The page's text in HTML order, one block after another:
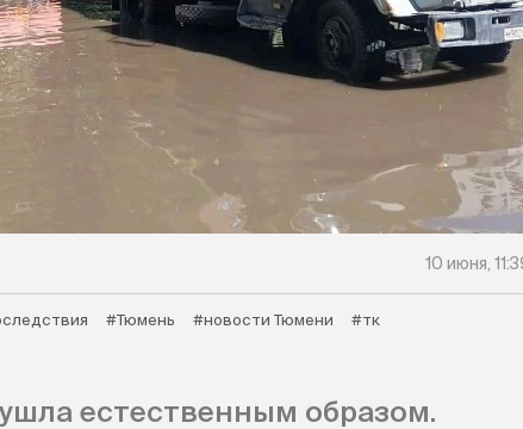
10 июня,
#Тюмень #новости Тюмени #тк
естественным образом.